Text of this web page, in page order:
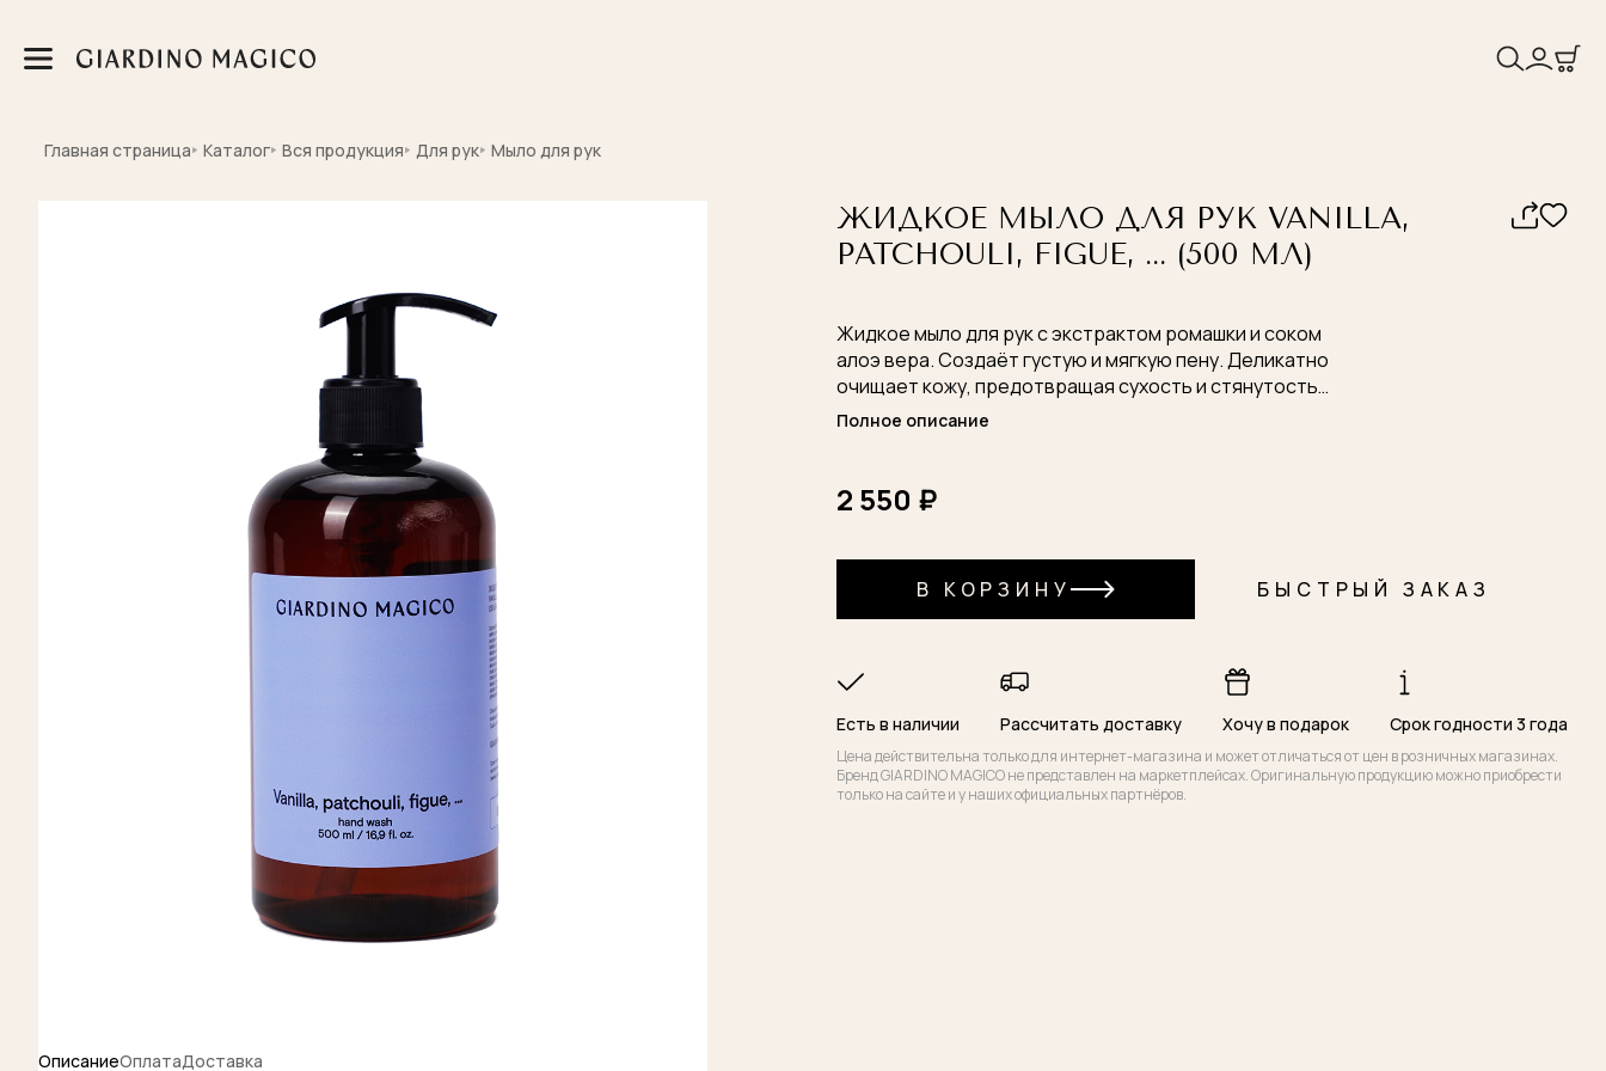
Главная страница Каталог Вся продукция Для рук Мыло для рук
ЖИДКОЕ МЫЛО ДЛЯ РУК VANILLA,
PATCHOULI, FIGUE, ... (500 МЛ)
Жидкое мыло для рук с экстрактом ромашки и соком
алоэ вера. Создаёт густую и мягкую пену. Деликатно
очищает кожу, предотвращая сухость и стянутость.
Оставляет на руках тёплый пудрово-фруктовый
Полное описание
2 550 ₽
В КОРЗИНУ БЫСТРЫЙ ЗАКАЗ
Есть в наличии Рассчитать доставку Хочу в подарок Срок годности 3 года
Цена действительна только для интернет-магазина и может отличаться от цен в розничных магазинах.
Бренд GIARDINO MAGICO не представлен на маркетплейсах. Оригинальную продукцию можно приобрести
только на сайте и у наших официальных партнёров.
ОписаниеОплатаДоставка